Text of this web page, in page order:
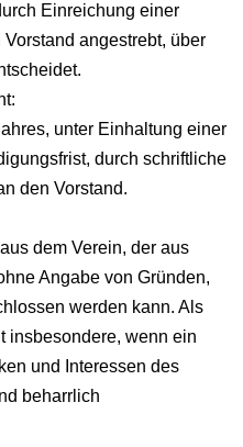
Einreichung einer
angestrebt, über
unter Einhaltung einer
durch schriftliche
den Vorstand.
dem Verein, der aus
Angabe von Gründen,
werden kann. Als
insbesondere, wenn ein
und Interessen des
beharrlich